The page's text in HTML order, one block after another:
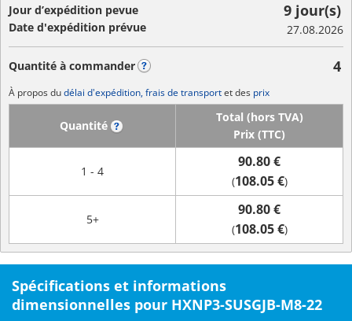
Jour d’expédition pevue
Date d'expédition prévue
9 jour(s)
27.08.2026
Quantité à commander 4
À propos dudélai d'expédition, frais de transportet des prix
Quantité
Total (hors TVA)
Prix (TTC)
1 - 4
90.80 €
(108.05 €)
5+
90.80 €
(108.05 €)
Spécifications et informations
dimensionnelles pour HXNP3-SUSGJB-M8-22